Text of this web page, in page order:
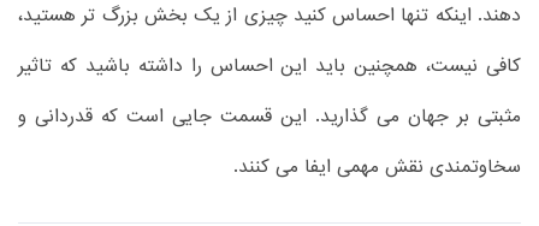
دهند. اینکه تنها احساس کنید چیزی از یک بخش بزرگ تر هستید،
کافی نیست، همچنین باید این احساس را داشته باشید که تاثیر
مثبتی بر جهان می گذارید. این قسمت جایی است که قدردانی و
سخاوتمندی نقش مهمی ایفا می کنند.